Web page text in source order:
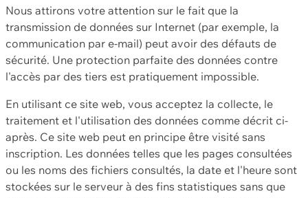
Nous attirons votre attention sur le fait que la
transmission de données sur Internet (par exemple, la
communication par e-mail) peut avoir des défauts de
sécurité. Une protection parfaite des données contre
l'accès par des tiers est pratiquement impossible.
En utilisant ce site web, vous acceptez la collecte, le
traitement et l'utilisation des données comme décrit ci-
après. Ce site web peut en principe être visité sans
inscription. Les données telles que les pages consultées
ou les noms des fichiers consultés, la date et l'heure sont
stockées sur le serveur à des fins statistiques sans que